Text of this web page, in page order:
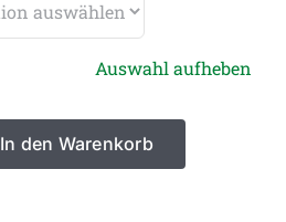
Auswahl aufheben
In den Warenkorb